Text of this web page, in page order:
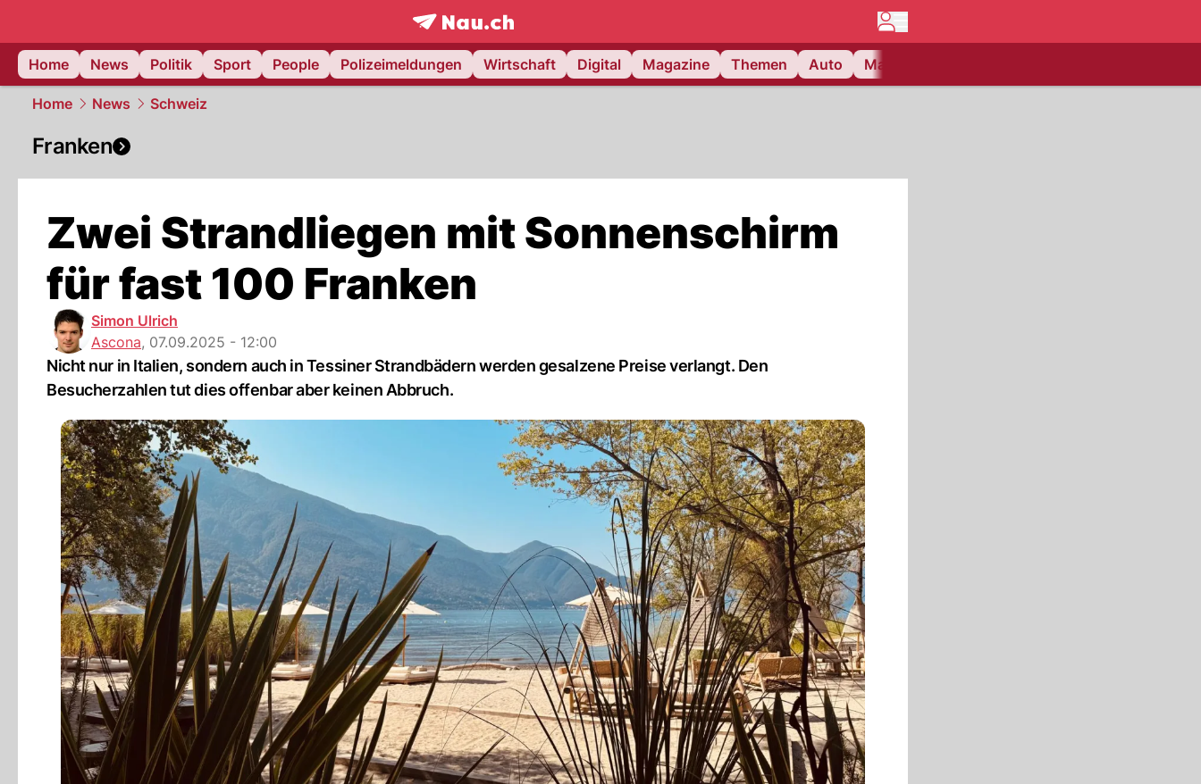
frontpage.NAU.ch
Home
News Politik Sport People Polizeimeldungen Wirtschaft Digital Magazine Themen Auto Matchcenter
Home News Schweiz
Franken
Zwei Strandliegen mit Sonnenschirm
für fast 100 Franken
Simon Ulrich
Ascona, 07.09.2025 - 12:00
Nicht nur in Italien, sondern auch in Tessiner Strandbädern werden gesalzene Preise verlangt. Den
Besucherzahlen tut dies offenbar aber keinen Abbruch.